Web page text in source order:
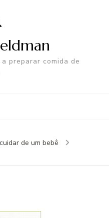
preparar comida de
de um bebê